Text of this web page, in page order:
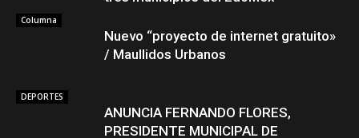
Columna
Nuevo “proyecto de internet gratuito»
/ Maullidos Urbanos
DEPORTES
ANUNCIA FERNANDO FLORES,
PRESIDENTE MUNICIPAL DE